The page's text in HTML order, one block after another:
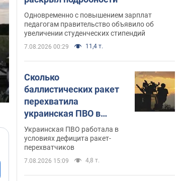
Одновременно с повышением зарплат
педагогам правительство объявило об
увеличении студенческих стипендий
7.08.2026 00:29 11,4 т.
Сколько
баллистических ракет
перехватила
украинская ПВО в
июле: в Минобороны
назвали цифру
Украинская ПВО работала в
условиях дефицита ракет-
перехватчиков
7.08.2026 15:09 4,8 т.